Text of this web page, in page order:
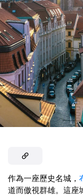
作為一座歷史名城，
道而傲視群雄。這座